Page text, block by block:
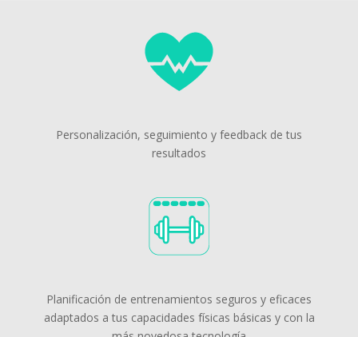
Personalización, seguimiento y feedback de tus
resultados
Planificación de entrenamientos seguros y eficaces
adaptados a tus capacidades físicas básicas y con la